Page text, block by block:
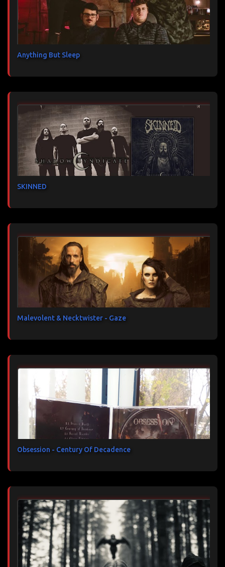
Anything But Sleep
SKINNED
Malevolent & Necktwister - Gaze
Obsession - Century Of Decadence